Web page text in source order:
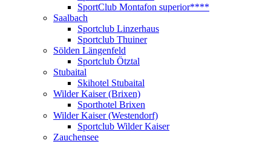
SportClub Montafon superior****
Saalbach
Sportclub Linzerhaus
Sportclub Thuiner
Sölden Längenfeld
Sportclub Ötztal
Stubaital
Skihotel Stubaital
Wilder Kaiser (Brixen)
Sporthotel Brixen
Wilder Kaiser (Westendorf)
Sportclub Wilder Kaiser
Zauchensee